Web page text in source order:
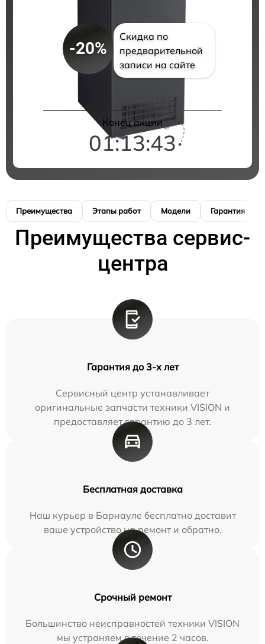
-20%
Скидка по
предварительной
записи на сайте
Конец акции
01:13:42
Преимущества Этапы работ Модели Гарантия
Преимущества сервис-
центра
Гарантия до 3-х лет
Сервисный центр устанавливает
оригинальные запчасти техники VISION и
предоставляет гарантию до 3 лет.
Бесплатная доставка
Наш курьер в Барнауле бесплатно доставит
ваше устройство на ремонт и обратно.
Срочный ремонт
Большинство неисправностей техники VISION
мы устраняем в течение 2 часов.